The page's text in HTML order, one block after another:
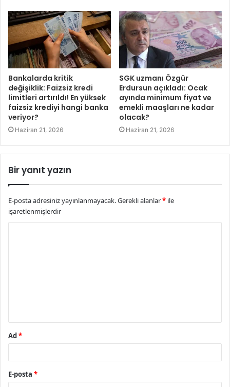
Bankalarda kritik
değişiklik: Faizsiz kredi
limitleri artırıldı! En yüksek
faizsiz krediyi hangi banka
veriyor?
Haziran 21, 2026
SGK uzmanı Özgür
Erdursun açıkladı: Ocak
ayında minimum fiyat ve
emekli maaşları ne kadar
olacak?
Haziran 21, 2026
Bir yanıt yazın
E-posta adresiniz yayınlanmayacak.Gerekli alanlar* ile
işaretlenmişlerdir
Ad *
E-posta *